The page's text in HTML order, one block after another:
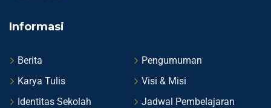
Informasi
Berita
Pengumuman
Karya Tulis
Visi & Misi
Identitas Sekolah
Jadwal Pembelajaran